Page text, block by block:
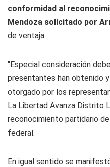
conformidad al
Mendoza solicitado por
de ventaja.
"Especial consideración
presentantes han obtenido
otorgado por los
La Libertad Avanza Distrito
reconocimiento partidario
federal.
En igual sentido se